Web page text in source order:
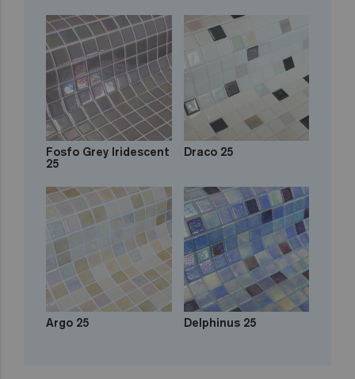
Fosfo Grey Iridescent
25
Draco 25
Argo 25 Delphinus 25